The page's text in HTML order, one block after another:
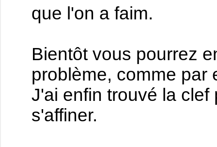
que l'on a faim.
Bientôt vous pourrez
problème, comme par
J'ai enfin trouvé la
s'affiner.